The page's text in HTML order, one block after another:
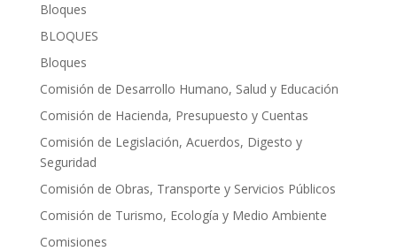
Bloques
BLOQUES
Bloques
Comisión de Desarrollo Humano, Salud y Educación
Comisión de Hacienda, Presupuesto y Cuentas
Comisión de Legislación, Acuerdos, Digesto y
Seguridad
Comisión de Obras, Transporte y Servicios Públicos
Comisión de Turismo, Ecología y Medio Ambiente
Comisiones